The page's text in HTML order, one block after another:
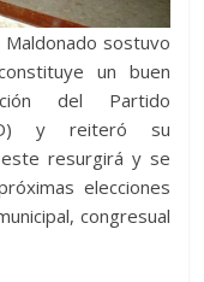
Maldonado sostuvo
un buen
del Partido
y reiteró su
resurgirá y se
elecciones
congresual